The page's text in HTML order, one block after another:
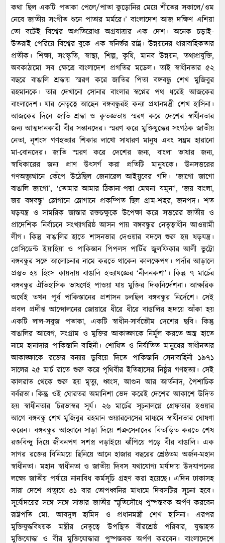
কথা ছিল একটি পতাকা পেলে/পাতা কুড়োনির মেয়ে শীতের সকালে/ওম
নেবে জাতীয় সংগীত শুনে পাতার মর্মরে।’ বাংলাদেশ আজ দক্ষিণ এশিয়া
তো বটেই বিশ্বের অপ্রতিরোধ্য অগ্রযাত্রার এক দেশ। অনেক চড়াই-
উতরাই পেরিয়ে বিশ্বের বুকে এক স্বনির্ভর রাষ্ট্র। উন্নয়নের ধারাবাহিকতার
প্রতীক। শিক্ষা, সংস্কৃতি, স্বাস্থ্য, শিল্প, কৃষি, মানব উন্নয়ন, তথ্যপ্রযুক্তি,
অবকাঠামো সব ক্ষেত্রে বাংলাদেশ প্রগতির মডেল। তাই স্বাধীনতার ৫২
বছরে বাঙালি শ্রদ্ধায় স্মরণ করে জাতির পিতা বঙ্গবন্ধু শেখ মুজিবুর
রহমানকে। তার দেখানো সোনার বাংলার স্বপ্নের পথ ধরেই আজকের
বাংলাদেশ। যার নেতৃত্বে আছেন বঙ্গবন্ধুরই কন্যা প্রধানমন্ত্রী শেখ হাসিনা।
আজকের দিনে জাতি শ্রদ্ধা ও কৃতজ্ঞতায় স্মরণ করে দেশের স্বাধীনতার
জন্য আত্মদানকারী বীর সন্তানদের। স্মরণ করে মুক্তিযুদ্ধের সংগঠক জাতীয়
নেতা, নৃশংস গণহত্যার শিকার লাখো সাধারণ মানুষ এবং সম্ভ্রম হারানো
মা-বোনদের। জাতি স্মরণ করে দেশের জন্য, বাংলা ভাষার জন্য,
স্বাধিকারের জন্য প্রাণ উৎসর্গ করা প্রতিটি মানুষকে। ঊনসত্তরের
গণঅভ্যুত্থানে কেঁপে উঠেছিল জেনারেল আইয়ুবের গদি। ‘জাগো জাগো
বাঙালি জাগো’, ‘তোমার আমার ঠিকানা-পদ্মা মেঘনা যমুনা’, ‘জয় বাংলা,
জয় বঙ্গবন্ধু’ স্লোগানে স্লোগানে প্রকম্পিত ছিল গ্রাম-শহর, জনপদ। শত
ষড়যন্ত্র ও সামরিক জান্তার রক্তচক্ষুকে উপেক্ষা করে সত্তরের জাতীয় ও
প্রাদেশিক নির্বাচনে সংখ্যাগরিষ্ঠ আসন পায় বঙ্গবন্ধুর নেতৃত্বাধীন আওয়ামী
লীগ। কিন্তু বাঙালির হাতে শাসনভার দেওয়ার বদলে শুরু হয় ষড়যন্ত্র।
প্রেসিডেন্ট ইয়াহিয়া ও পাকিস্তান পিপলস পার্টির জুলফিকার আলী ভুট্টো
বঙ্গবন্ধুর সঙ্গে আলোচনার নামে করতে থাকেন কালক্ষেপণ। পর্দার আড়ালে
প্রস্তুত হয় হিংস কায়দায় বাঙালি হত্যাযজ্ঞের ‘নীলনকশা’। কিন্তু ৭ মার্চের
বঙ্গবন্ধুর ঐতিহাসিক ভাষণেই পাওয়া যায় মুক্তির দিকনির্দেশনা। আক্ষরিক
অর্থেই তখন পূর্ব পাকিস্তানের প্রশাসন চলছিল বঙ্গবন্ধুর নির্দেশে। সেই
প্রবল প্রদীপ্ত আন্দোলনের জোয়ারে ধীরে ধীরে বাঙালির হৃদয়ে আঁকা হয়
একটি লাল-সবুজ পতাকা, একটি স্বাধীন-সার্বভৌম দেশের ছবি। কিন্তু
বাঙালির আবেগ, সংগ্রাম ও মুক্তির আকাঙ্ক্ষাকে নির্মূল করতে অস্ত্র হাতে
নামে হানাদার পাকিস্তানি বাহিনী। শোষিত ও নির্যাতিত মানুষের স্বাধীনতার
আকাঙ্ক্ষাকে রক্তের বন্যায় ডুবিয়ে দিতে পাকিস্তানি সেনাবাহিনী ১৯৭১
সালের ২৫ মার্চ রাতে শুরু করে পৃথিবীর ইতিহাসের নিষ্ঠুর গণহত্যা। সেই
কালরাত থেকে শুরু হয় মৃত্যু, ধ্বংস, আগুন আর আর্তনাদ, পৈশাচিক
বর্বরতা। কিন্তু ওই ঘোরতর অমানিশা ভেদ করেই দেশের আকাশে উদিত
হয় স্বাধীনতার চিরভাস্বর সূর্য। ২৬ মার্চের সূচনালগ্নে গ্রেফতার হওয়ার
আগে বঙ্গবন্ধু শেখ মুজিবুর রহমান ওয়্যারলেসের মাধ্যমে স্বাধীনতার ঘোষণা
করেন। বঙ্গবন্ধুর আহ্বানে সাড়া দিয়ে শত্রুসেনাদের বিতাড়িত করতে শেষ
রক্তবিন্দু দিয়ে জীবনপণ সশস্ত্র লড়াইয়ে ঝাঁপিয়ে পড়ে বীর বাঙালি। এক
সাগর রক্তের বিনিময়ে ছিনিয়ে আনে হাজার বছরের শ্রেষ্ঠতম অর্জন-মহান
স্বাধীনতা। মহান স্বাধীনতা ও জাতীয় দিবস যথাযোগ্য মর্যাদায় উদযাপনের
লক্ষ্যে জাতীয় পর্যায়ে নানাবিধ কর্মসূচি গ্রহণ করা হয়েছে। এদিন ঢাকাসহ
সারা দেশে প্রত্যুষে ৩১ বার তোপধ্বনির মাধ্যমে দিবসটির সূচনা হবে।
সূর্যোদয়ের সঙ্গে সঙ্গে সাভার জাতীয় স্মৃতিসৌধে পুষ্পস্তবক অর্পণ করবেন
রাষ্ট্রপতি মো. আবদুল হামিদ ও প্রধানমন্ত্রী শেখ হাসিনা। এরপর
মুক্তিযুদ্ধবিষয়ক মন্ত্রীর নেতৃত্বে উপস্থিত বীরশ্রেষ্ঠ পরিবার, যুদ্ধাহত
মুক্তিযোদ্ধা ও বীর মুক্তিযোদ্ধারা পুষ্পস্তবক অর্পণ করবেন। বাংলাদেশে